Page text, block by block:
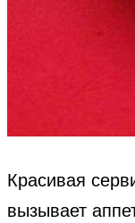
Красивая
вызывает